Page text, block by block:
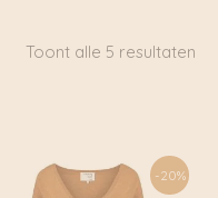
Toont alle 5 resultaten
-20%